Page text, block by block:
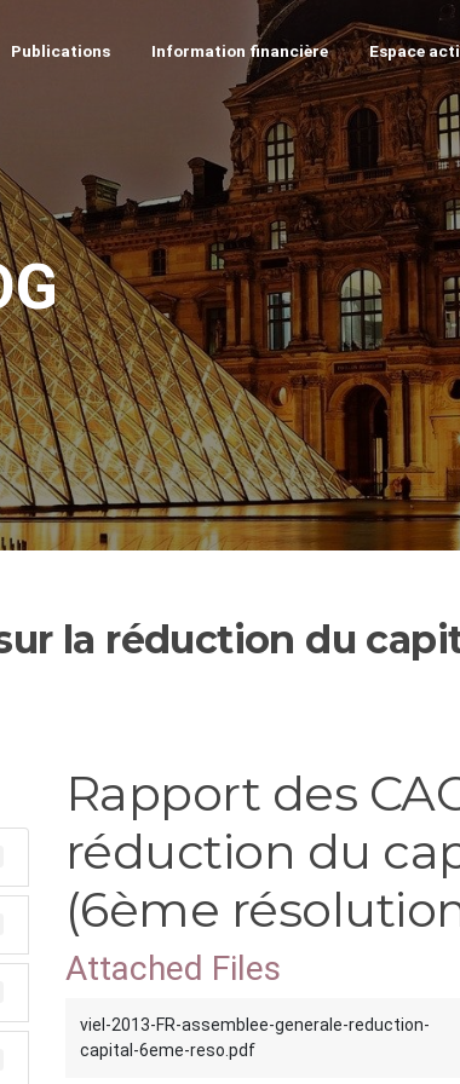
Publications Information financière Espace
la réduction du
Rapport des
réduction du
(6ème
Attached Files
viel-2013-FR-assemblee-generale-reduction-
capital-6eme-reso.pdf